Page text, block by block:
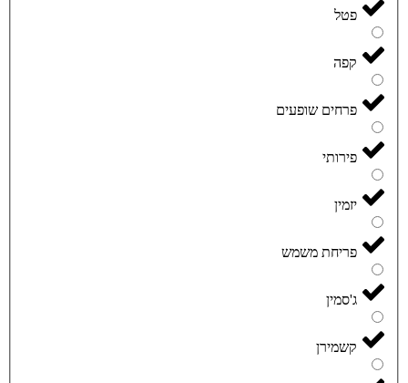
פטל
קפה
פרחים שופעים
פירותי
יזמין
פריחת משמש
ג'סמין
קשמירן